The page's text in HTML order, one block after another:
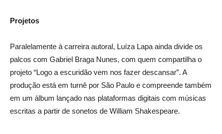
Projetos
Paralelamente à carreira autoral, Luíza Lapa ainda divide os
palcos com Gabriel Braga Nunes, com quem compartilha o
projeto “Logo a escuridão vem nos fazer descansar”. A
produção está em turnê por São Paulo e compreende também
em um álbum lançado nas plataformas digitais com músicas
escritas a partir de sonetos de William Shakespeare.